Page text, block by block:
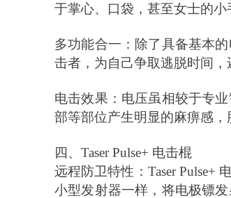
于掌心、口袋，甚至女士的小
多功能合一：除了具备基本
击者，为自己争取逃脱时间
电击效果：电压虽相较于专
部等部位产生明显的麻痹感，
四、 Taser Pulse+ 电击棍
远程防卫特性： Taser Pulse+
小型发射器一样，将电极镖